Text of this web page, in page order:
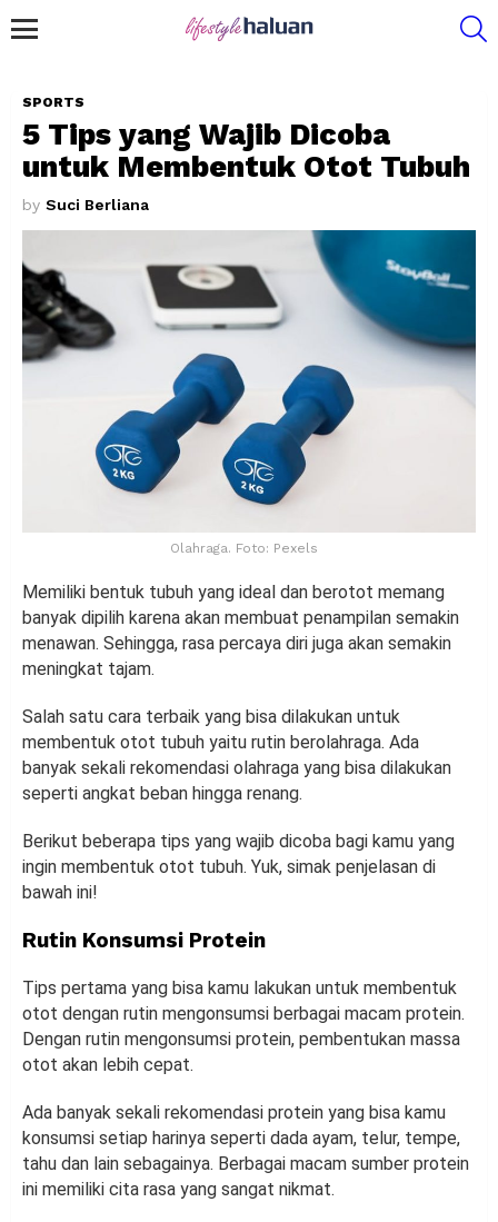
SPORTS
5 Tips yang Wajib Dicoba
untuk Membentuk Otot Tubuh
by Suci Berliana
Olahraga. Foto: Pexels
Memiliki bentuk tubuh yang ideal dan berotot memang
banyak dipilih karena akan membuat penampilan semakin
menawan. Sehingga, rasa percaya diri juga akan semakin
meningkat tajam.
Salah satu cara terbaik yang bisa dilakukan untuk
membentuk otot tubuh yaitu rutin berolahraga. Ada
banyak sekali rekomendasi olahraga yang bisa dilakukan
seperti angkat beban hingga renang.
Berikut beberapa tips yang wajib dicoba bagi kamu yang
ingin membentuk otot tubuh. Yuk, simak penjelasan di
bawah ini!
Rutin Konsumsi Protein
Tips pertama yang bisa kamu lakukan untuk membentuk
otot dengan rutin mengonsumsi berbagai macam protein.
Dengan rutin mengonsumsi protein, pembentukan massa
otot akan lebih cepat.
Ada banyak sekali rekomendasi protein yang bisa kamu
konsumsi setiap harinya seperti dada ayam, telur, tempe,
tahu dan lain sebagainya. Berbagai macam sumber protein
ini memiliki cita rasa yang sangat nikmat.